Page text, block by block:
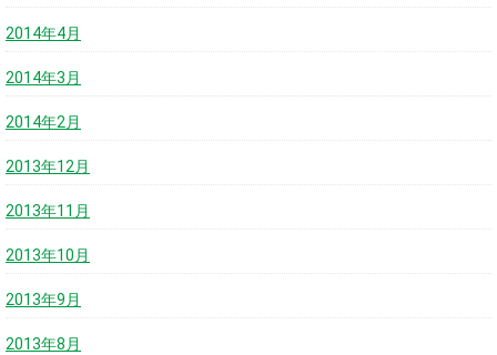
2014年4月
2014年3月
2014年2月
2013年12月
2013年11月
2013年10月
2013年9月
2013年8月